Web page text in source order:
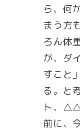
ら、何
まう方
ろん体
が、ダ
すこと
る。と
ト、△△
前に、